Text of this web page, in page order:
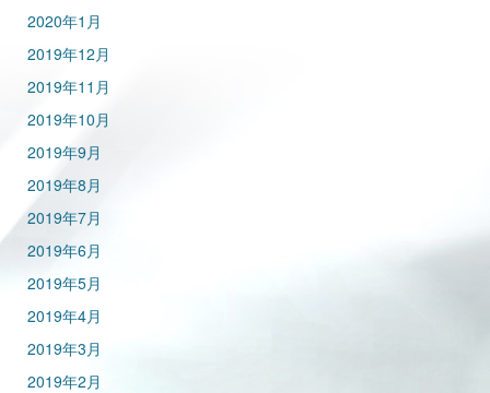
2020年1月
2019年12月
2019年11月
2019年10月
2019年9月
2019年8月
2019年7月
2019年6月
2019年5月
2019年4月
2019年3月
2019年2月